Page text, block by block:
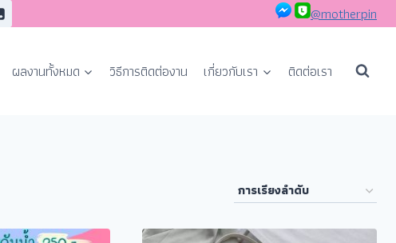
@motherpin
ผลงานทั้งหมด วิธีการติดต่องาน เกี่ยวกับเรา ติดต่อเรา